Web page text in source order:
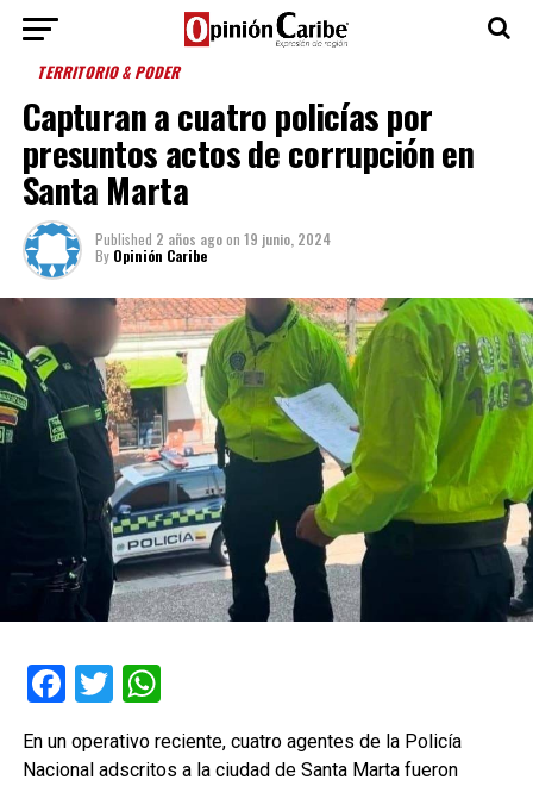
TERRITORIO & PODER
Capturan a cuatro policías por
presuntos actos de corrupción en
Santa Marta
Published 2 años agoon 19 junio, 2024
By Opinión Caribe
Facebook
TwitterWhatsApp
En un operativo reciente, cuatro agentes de la Policía
Nacional adscritos a la ciudad de Santa Marta fueron